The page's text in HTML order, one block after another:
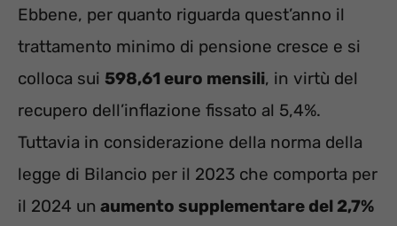
Ebbene, per quanto riguarda quest’anno il
trattamento minimo di pensione cresce e si
colloca sui 598,61 euro mensili, in virtù del
recupero dell’inflazione fissato al 5,4%.
Tuttavia in considerazione della norma della
legge di Bilancio per il 2023 che comporta per
il 2024 un aumento supplementare del 2,7%